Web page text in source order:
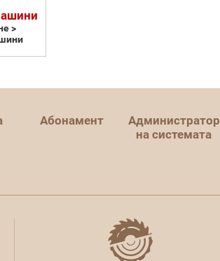
>
Абонамент
Администратор
на системата